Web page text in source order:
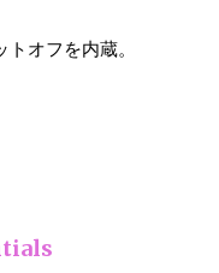
オフを内蔵。